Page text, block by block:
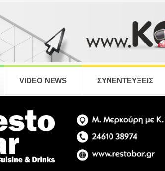
VIDEO NEWS ΣΥΝΕΝΤΕΥΞΕΙΣ